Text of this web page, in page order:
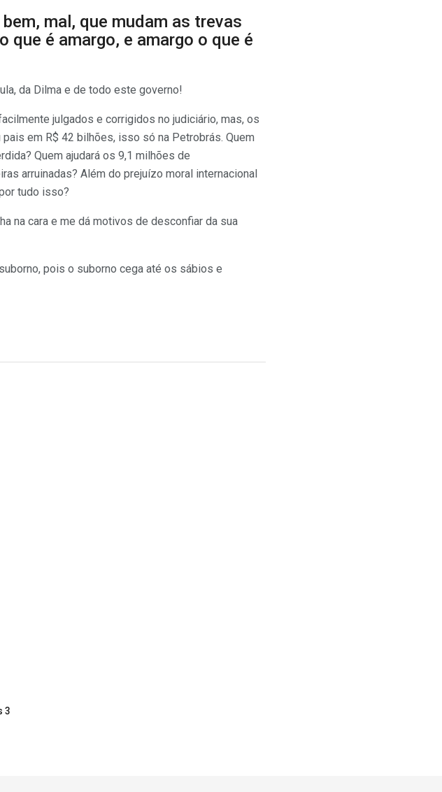
mal, que mudam as trevas
que é amargo, e amargo o que é
da Dilma e de todo este governo!
julgados e corrigidos no judiciário, mas, os
em R$ 42 bilhões, isso só na Petrobrás. Quem
Quem ajudará os 9,1 milhões de
arruinadas? Além do prejuízo moral internacional
tudo isso?
na cara e me dá motivos de desconfiar da sua
pois o suborno cega até os sábios e
3